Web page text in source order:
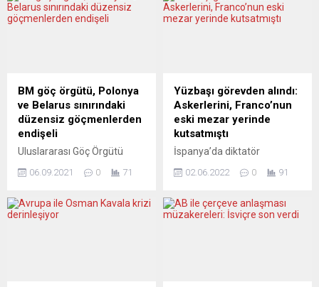
BM göç örgütü, Polonya
ve Belarus sınırındaki
düzensiz göçmenlerden
endişeli
Uluslararası Göç Örgütü
sınırında haftalardır mahsur
karşı karşıya olduğu
“korkunç koşullardan” derin
06.09.2021 0 71
Yüzbaşı görevden alındı:
Askerlerini, Franco’nun
eski mezar yerinde
kutsatmıştı
İspanya’da diktatör
mezar yeri olan, Madrid’in
Caidos anıtına, rahip
tarafından kutsanması için
02.06.2022 0 91